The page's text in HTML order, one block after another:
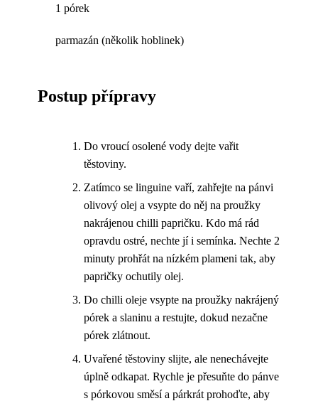
1 pórek
parmazán (několik hoblinek)
Postup přípravy
Do vroucí osolené vody dejte vařit
těstoviny.
Zatímco se linguine vaří, zahřejte na pánvi
olivový olej a vsypte do něj na proužky
nakrájenou chilli papričku. Kdo má rád
opravdu ostré, nechte jí i semínka. Nechte 2
minuty prohřát na nízkém plameni tak, aby
papričky ochutily olej.
Do chilli oleje vsypte na proužky nakrájený
pórek a slaninu a restujte, dokud nezačne
pórek zlátnout.
Uvařené těstoviny slijte, ale nenechávejte
úplně odkapat. Rychle je přesuňte do pánve
s pórkovou směsí a párkrát prohoďte, aby